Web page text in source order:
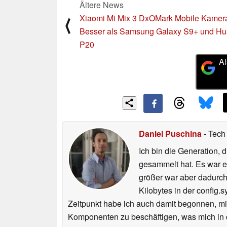
⟨
Ältere News
Xiaomi Mi Mix 3 DxOMark Mobile
Besser als Samsung Galaxy S9+ und
P20
Daniel Puschina-
Ich bin die Generation,
gesammelt hat. Es war
größer war aber
Kilobytes in der
Zeitpunkt habe ich auch damit begonnen,
Komponenten zu beschäftigen, was mich